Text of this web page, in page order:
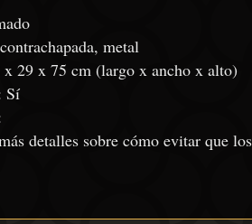
metal
x 29 x 75 cm (largo x ancho x alto)
Sí
detalles sobre cómo evitar que